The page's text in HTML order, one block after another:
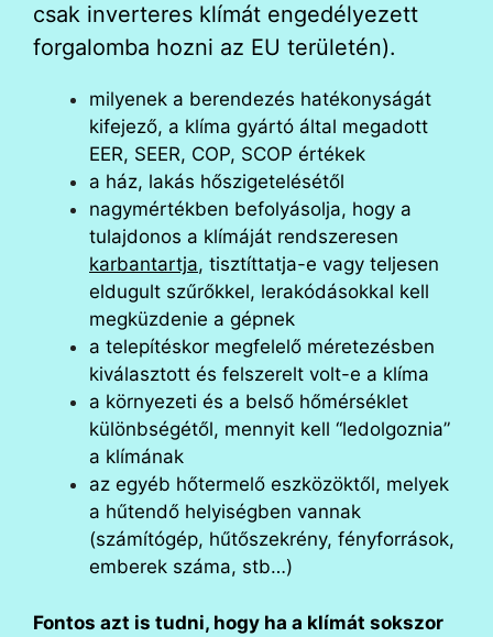
csak inverteres klímát engedélyezett
forgalomba hozni az EU területén).
milyenek a berendezés hatékonyságát
kifejező, a klíma gyártó által megadott
EER, SEER, COP, SCOP értékek
a ház, lakás hőszigetelésétől
nagymértékben befolyásolja, hogy a
tulajdonos a klímáját rendszeresen
karbantartja, tisztíttatja-e vagy teljesen
eldugult szűrőkkel, lerakódásokkal kell
megküzdenie a gépnek
a telepítéskor megfelelő méretezésben
kiválasztott és felszerelt volt-e a klíma
a környezeti és a belső hőmérséklet
különbségétől, mennyit kell “ledolgoznia”
a klímának
az egyéb hőtermelő eszközöktől, melyek
a hűtendő helyiségben vannak
(számítógép, hűtőszekrény, fényforrások,
emberek száma, stb…)
Fontos azt is tudni, hogy ha a klímát sokszor